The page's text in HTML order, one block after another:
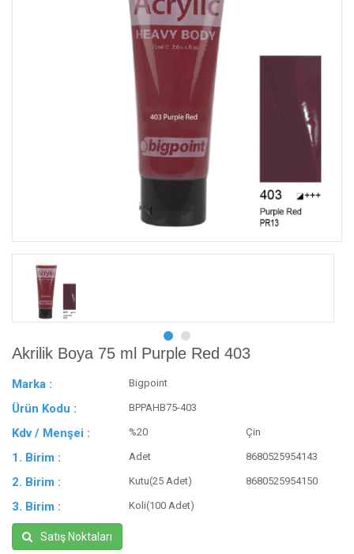
Akrilik Boya 75 ml Purple Red 403
Marka : Bigpoint
Ürün Kodu : BPPAHB75-403
Kdv / Menşei : %20 Çin
1. Birim : Adet 8680525954143
2. Birim : Kutu(25 Adet) 8680525954150
3. Birim : Koli(100 Adet)
Satış Noktaları